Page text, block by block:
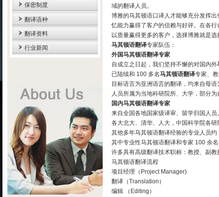
保密制度
翻译语种
翻译资料
行业新闻
域的翻译人员。
博雅的马其顿语口译人才能够充分发挥
忆能力赢得了客户的信赖与好评。在各
以质量赢得更多的客户，选择博雅就是选
马其顿语翻译专家队伍：
外国马其顿语翻译专家
自成立之日起，我们坚持不懈的对国内外
已陆续和 100 多名马其顿语翻译专家、
目标语言为亚洲语言的翻译，均来自母
人员所属为当地科研院所、大学，部分
国内马其顿语翻译专家
来自全国各地国家级译审、留学归国人员
各大北大、清华、人大，中国科学院各
其他多年马其顿语翻译经验的专业人员约
其中专业性马其顿语翻译和专家 100 余
许多具有高级翻译技术职称：教授、副
马其顿语翻译流程
项目经理（Project Manager)
翻译（Translation）
编辑 （Editing）